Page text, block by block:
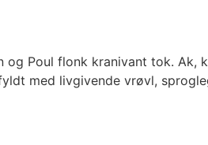
Poul flonk kranivant tok. Ak,
med livgivende vrøvl,